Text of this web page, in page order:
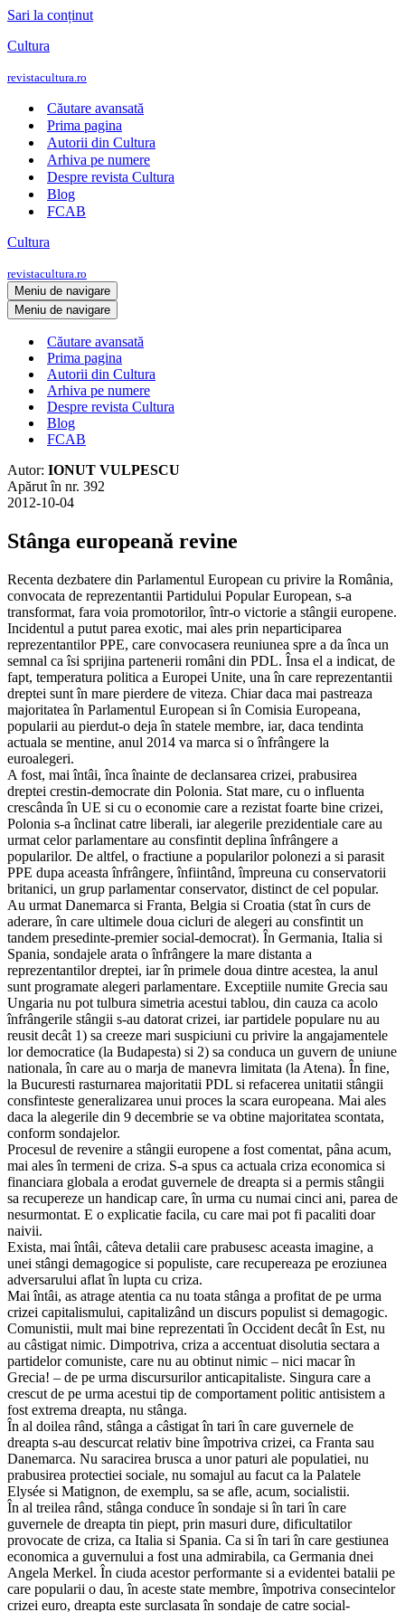
Sari la conținut
Cultura
revistacultura.ro
Căutare avansată
Prima pagina
Autorii din Cultura
Arhiva pe numere
Despre revista Cultura
Blog
FCAB
Cultura
revistacultura.ro
Meniu de navigare
Meniu de navigare
Căutare avansată
Prima pagina
Autorii din Cultura
Arhiva pe numere
Despre revista Cultura
Blog
FCAB
Autor: IONUT VULPESCU
Apărut în nr. 392
2012-10-04
Stânga europeană revine
Recenta dezbatere din Parlamentul European cu privire la România,
convocata de reprezentantii Partidului Popular European, s-a
transformat, fara voia promotorilor, într-o victorie a stângii europene.
Incidentul a putut parea exotic, mai ales prin neparticiparea
reprezentantilor PPE, care convocasera reuniunea spre a da înca un
semnal ca îsi sprijina partenerii români din PDL. Însa el a indicat, de
fapt, temperatura politica a Europei Unite, una în care reprezentantii
dreptei sunt în mare pierdere de viteza. Chiar daca mai pastreaza
majoritatea în Parlamentul European si în Comisia Europeana,
popularii au pierdut-o deja în statele membre, iar, daca tendinta
actuala se mentine, anul 2014 va marca si o înfrângere la
euroalegeri.
A fost, mai întâi, înca înainte de declansarea crizei, prabusirea
dreptei crestin-democrate din Polonia. Stat mare, cu o influenta
crescânda în UE si cu o economie care a rezistat foarte bine crizei,
Polonia s-a înclinat catre liberali, iar alegerile prezidentiale care au
urmat celor parlamentare au consfintit deplina înfrângere a
popularilor. De altfel, o fractiune a popularilor polonezi a si parasit
PPE dupa aceasta înfrângere, înfiintând, împreuna cu conservatorii
britanici, un grup parlamentar conservator, distinct de cel popular.
Au urmat Danemarca si Franta, Belgia si Croatia (stat în curs de
aderare, în care ultimele doua cicluri de alegeri au consfintit un
tandem presedinte-premier social-democrat). În Germania, Italia si
Spania, sondajele arata o înfrângere la mare distanta a
reprezentantilor dreptei, iar în primele doua dintre acestea, la anul
sunt programate alegeri parlamentare. Exceptiile numite Grecia sau
Ungaria nu pot tulbura simetria acestui tablou, din cauza ca acolo
înfrângerile stângii s-au datorat crizei, iar partidele populare nu au
reusit decât 1) sa creeze mari suspiciuni cu privire la angajamentele
lor democratice (la Budapesta) si 2) sa conduca un guvern de uniune
nationala, în care au o marja de manevra limitata (la Atena). În fine,
la Bucuresti rasturnarea majoritatii PDL si refacerea unitatii stângii
consfinteste generalizarea unui proces la scara europeana. Mai ales
daca la alegerile din 9 decembrie se va obtine majoritatea scontata,
conform sondajelor.
Procesul de revenire a stângii europene a fost comentat, pâna acum,
mai ales în termeni de criza. S-a spus ca actuala criza economica si
financiara globala a erodat guvernele de dreapta si a permis stângii
sa recupereze un handicap care, în urma cu numai cinci ani, parea de
nesurmontat. E o explicatie facila, cu care mai pot fi pacaliti doar
naivii.
Exista, mai întâi, câteva detalii care prabusesc aceasta imagine, a
unei stângi demagogice si populiste, care recupereaza pe eroziunea
adversarului aflat în lupta cu criza.
Mai întâi, as atrage atentia ca nu toata stânga a profitat de pe urma
crizei capitalismului, capitalizând un discurs populist si demagogic.
Comunistii, mult mai bine reprezentati în Occident decât în Est, nu
au câstigat nimic. Dimpotriva, criza a accentuat disolutia sectara a
partidelor comuniste, care nu au obtinut nimic – nici macar în
Grecia! – de pe urma discursurilor anticapitaliste. Singura care a
crescut de pe urma acestui tip de comportament politic antisistem a
fost extrema dreapta, nu stânga.
În al doilea rând, stânga a câstigat în tari în care guvernele de
dreapta s-au descurcat relativ bine împotriva crizei, ca Franta sau
Danemarca. Nu saracirea brusca a unor paturi ale populatiei, nu
prabusirea protectiei sociale, nu somajul au facut ca la Palatele
Elysée si Matignon, de exemplu, sa se afle, acum, socialistii.
În al treilea rând, stânga conduce în sondaje si în tari în care
guvernele de dreapta tin piept, prin masuri dure, dificultatilor
provocate de criza, ca Italia si Spania. Ca si în tari în care gestiunea
economica a guvernului a fost una admirabila, ca Germania dnei
Angela Merkel. În ciuda acestor performante si a evidentei batalii pe
care popularii o dau, în aceste state membre, împotriva consecintelor
crizei euro, dreapta este surclasata în sondaje de catre social-